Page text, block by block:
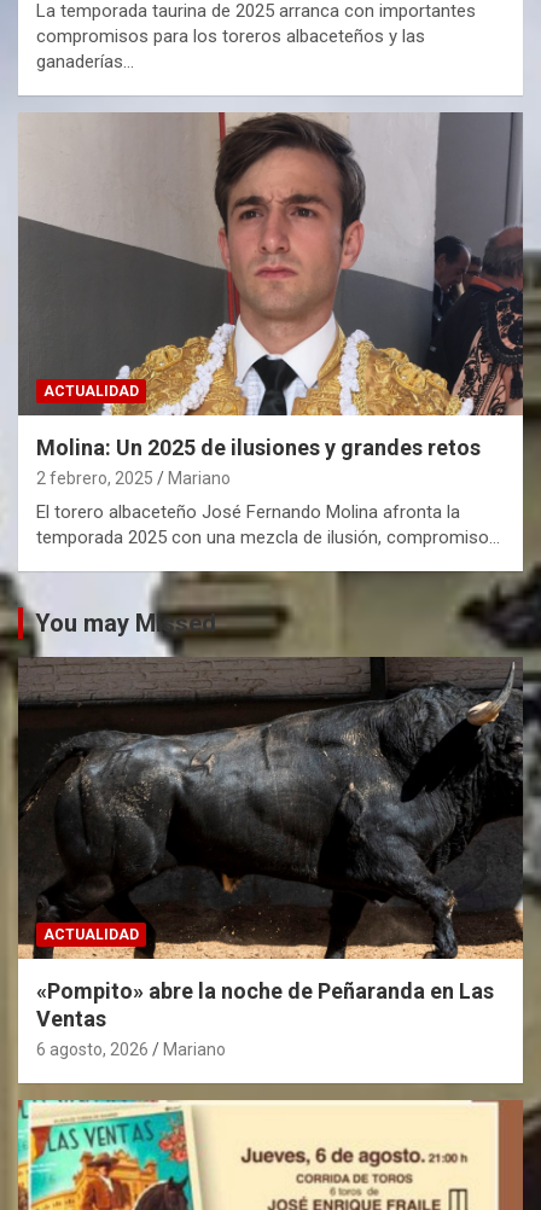
La temporada taurina de 2025 arranca con importantes
compromisos para los toreros albaceteños y las
ganaderías…
ACTUALIDAD
Molina: Un 2025 de ilusiones y grandes retos
2 febrero, 2025 Mariano
El torero albaceteño José Fernando Molina afronta la
temporada 2025 con una mezcla de ilusión, compromiso…
You may Missed
ACTUALIDAD
«Pompito» abre la noche de Peñaranda en Las
Ventas
6 agosto, 2026 Mariano